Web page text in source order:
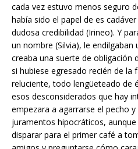
cada vez estuvo menos seguro
había sido el papel de es
dudosa credibilidad (Irineo). Y
un nombre (Silvia), le
creaba una suerte de obligación
si hubiese egresado recién de la
reluciente, todo lengüeteado de
esos desconsiderados que hay
empezara a agarrarse el pecho
juramentos hipocráticos,
disparar para el primer café a